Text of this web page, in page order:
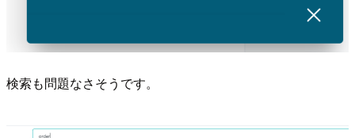
検索も問題なさそうです。